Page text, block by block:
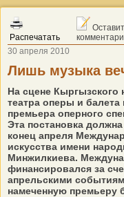
Распечатать
30 апреля 2010
Лишь музыка
На сцене Кыргызского
театра оперы и
премьера оперного
Эта постановка
конец апреля
искусства имени
Минжилкиева.
финансировался за
апрельскими
намеченную премьеру